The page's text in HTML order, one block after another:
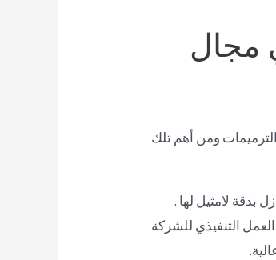
مجال
ومن أهم تلك
بدقة لامثيل لها .
التنفيذي للشركة